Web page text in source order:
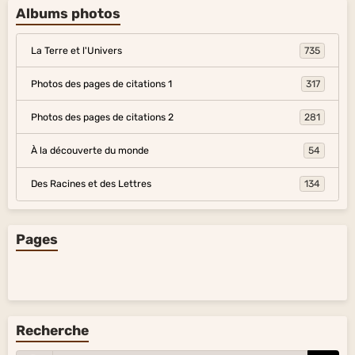
Albums photos
La Terre et l'Univers 735
Photos des pages de citations 1 317
Photos des pages de citations 2 281
À la découverte du monde 54
Des Racines et des Lettres 134
Pages
Recherche